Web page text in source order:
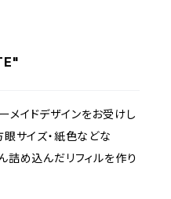
メイドデザインをお受けし
眼サイズ・紙色などな
詰め込んだリフィルを作り